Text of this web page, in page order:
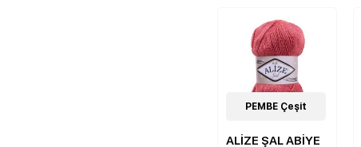
10Çeşit
PEMBE Çeşit
ALİZE ŞAL ABİYE